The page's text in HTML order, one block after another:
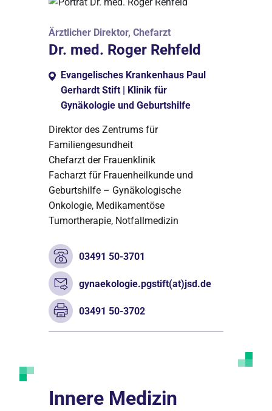
Ärztlicher Direktor, Chefarzt
Dr. med. Roger Rehfeld
Evangelisches Krankenhaus Paul
Gerhardt Stift | Klinik für
Gynäkologie und Geburtshilfe
Direktor des Zentrums für
Familiengesundheit
Chefarzt der Frauenklinik
Facharzt für Frauenheilkunde und
Geburtshilfe – Gynäkologische
Onkologie, Medikamentöse
Tumortherapie, Notfallmedizin
03491 50-3701
gynaekologie.pgstift(at)jsd.de
03491 50-3702
Innere Medizin